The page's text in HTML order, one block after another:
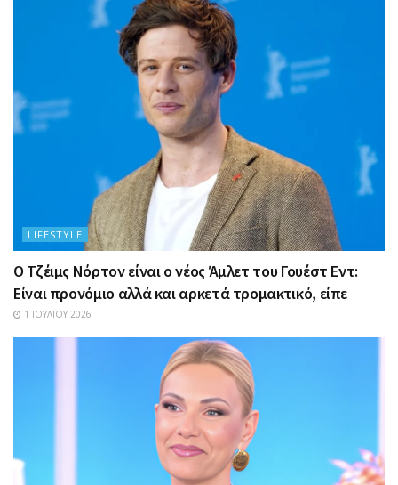
LIFESTYLE
Ο Τζέιμς Νόρτον είναι ο νέος Άμλετ του Γουέστ Εντ:
Είναι προνόμιο αλλά και αρκετά τρομακτικό, είπε
1 ΙΟΥΛΊΟΥ 2026